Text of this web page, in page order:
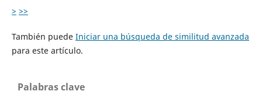
> >>
También puede Iniciar una búsqueda de similitud avanzada
para este artículo.
Palabras clave